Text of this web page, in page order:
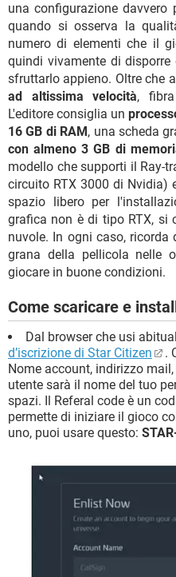
una configurazione davvero
quando si osserva la
numero di elementi che il
quindi vivamente di
sfruttarlo appieno. Oltre che
ad altissima velocità,
L'editore consiglia un
16 GB di RAM , una scheda
con almeno 3 GB di
modello che supporti il ​​Ray-
circuito RTX 3000 di Nvidia)
spazio libero per
grafica non è di tipo RTX, si
nuvole. In ogni caso, ricorda
grana della pellicola nelle
giocare in buone condizioni.
Come scaricare e
Dal browser che usi
d’iscrizione di Star Citizen
.
Nome account, indirizzo
utente sarà il nome del tuo
spazi. Il Referal code è un
permette di iniziare il gioco
uno, puoi usare questo: